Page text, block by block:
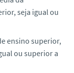
seja igual ou
ensino superior,
ou superior a